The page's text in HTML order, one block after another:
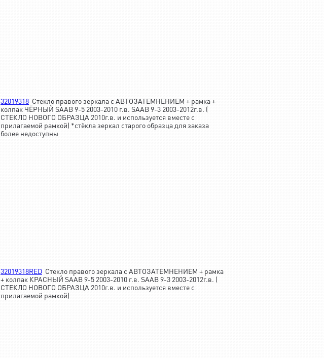
32019318 Стекло правого зеркала с АВТОЗАТЕМНЕНИЕМ + рамка +
колпак ЧЁРНЫЙ SAAB 9-5 2003-2010 г.в. SAAB 9-3 2003-2012г.в. (
СТЕКЛО НОВОГО ОБРАЗЦА 2010г.в. и используется вместе с
прилагаемой рамкой) *стёкла зеркал старого образца для заказа
более недоступны
32019318RED Стекло правого зеркала с АВТОЗАТЕМНЕНИЕМ + рамка
+ колпак КРАСНЫЙ SAAB 9-5 2003-2010 г.в. SAAB 9-3 2003-2012г.в. (
СТЕКЛО НОВОГО ОБРАЗЦА 2010г.в. и используется вместе с
прилагаемой рамкой)